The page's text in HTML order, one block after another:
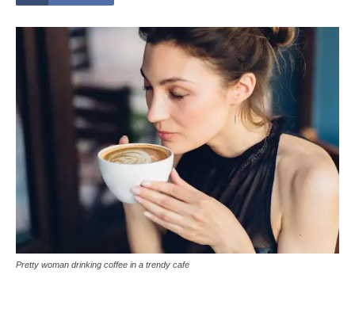
Pretty woman drinking coffee in a trendy cafe